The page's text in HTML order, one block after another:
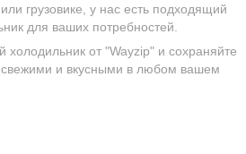
грузовике, у нас есть подходящий
для ваших потребностей.
от "Wayzip" и сохраняйте
свежими и вкусными в любом вашем